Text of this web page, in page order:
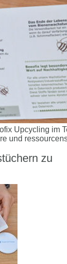
Upcycling im
und
zu